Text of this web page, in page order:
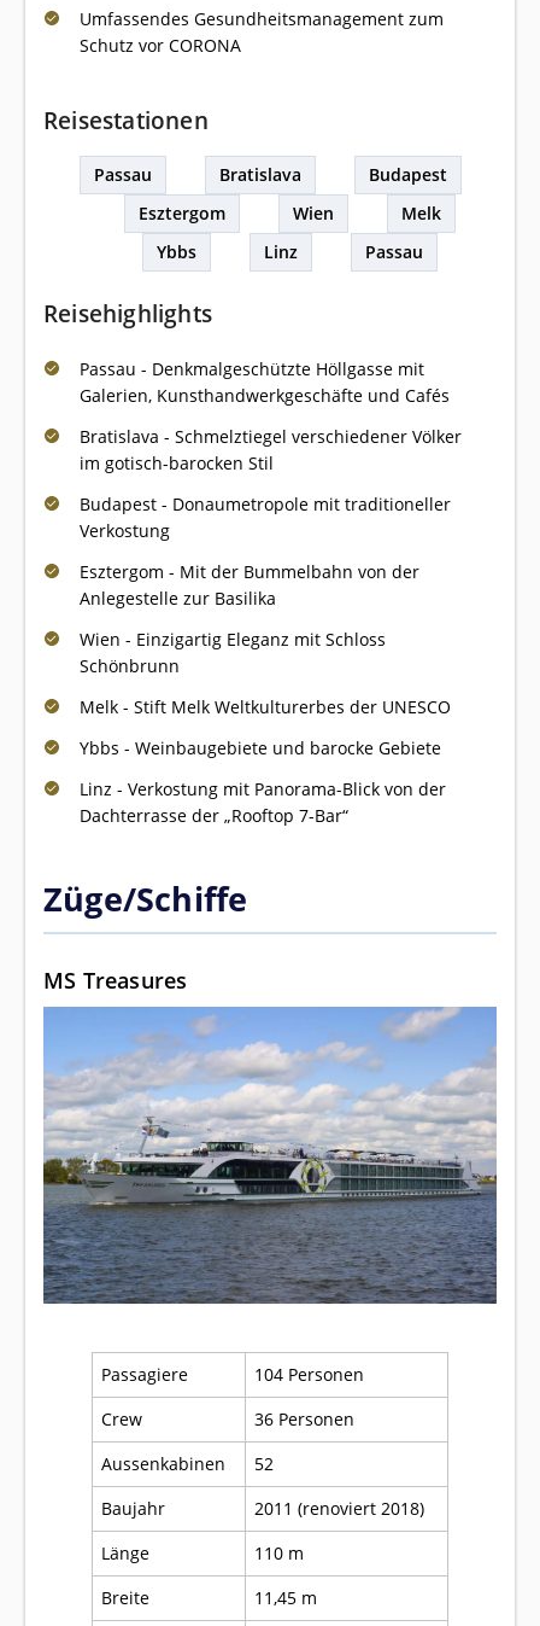
Umfassendes Gesundheitsmanagement zum
Schutz vor CORONA
Reisestationen
Passau Bratislava
Budapest
Esztergom
Wien
Melk
Ybbs
Linz Passau
Reisehighlights
Passau - Denkmalgeschützte Höllgasse mit
Galerien, Kunsthandwerkgeschäfte und Cafés
Bratislava - Schmelztiegel verschiedener Völker
im gotisch-barocken Stil
Budapest - Donaumetropole mit traditioneller
Verkostung
Esztergom - Mit der Bummelbahn von der
Anlegestelle zur Basilika
Wien - Einzigartig Eleganz mit Schloss
Schönbrunn
Melk - Stift Melk Weltkulturerbes der UNESCO
Ybbs - Weinbaugebiete und barocke Gebiete
Linz - Verkostung mit Panorama-Blick von der
Dachterrasse der „Rooftop 7-Bar“
Züge/Schiffe
MS Treasures
Passagiere
104 Personen
Crew
36 Personen
Aussenkabinen
52
Baujahr
2011 (renoviert 2018)
Länge
110 m
Breite
11,45 m